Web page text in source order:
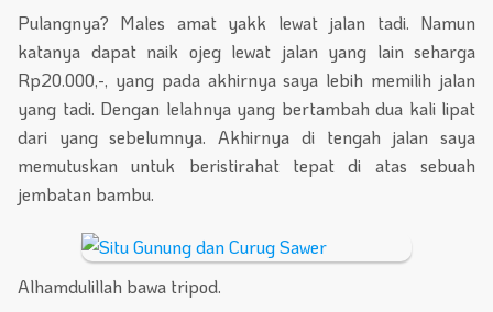
Pulangnya? Males amat yakk lewat jalan tadi. Namun
katanya dapat naik ojeg lewat jalan yang lain seharga
Rp20.000,-, yang pada akhirnya saya lebih memilih jalan
yang tadi. Dengan lelahnya yang bertambah dua kali lipat
dari yang sebelumnya. Akhirnya di tengah jalan saya
memutuskan untuk beristirahat tepat di atas sebuah
jembatan bambu.
Alhamdulillah bawa tripod.